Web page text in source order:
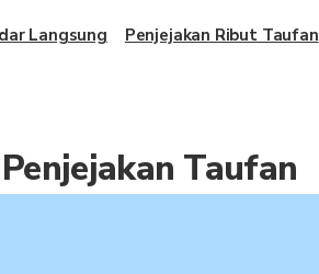
Taufan
Langsung Penjejakan Ribut Taufan